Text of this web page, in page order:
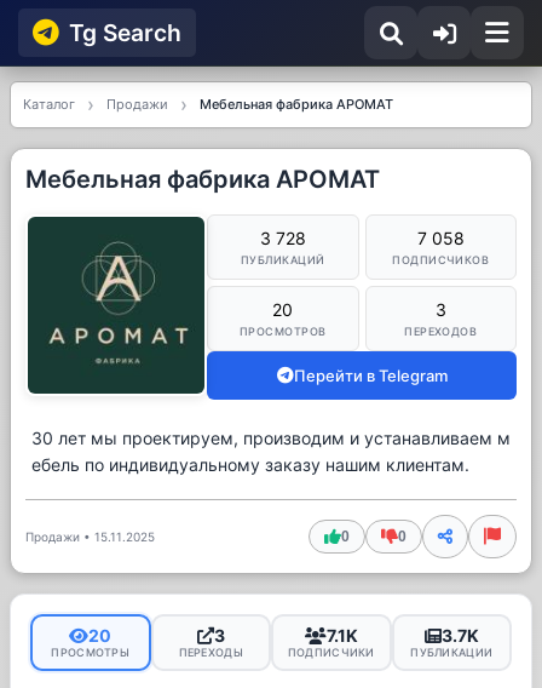
Tg Searсh
Каталог Продажи Мебельная фабрика АРОМАТ
Мебельная фабрика АРОМАТ
3 728
ПУБЛИКАЦИЙ
7 058
ПОДПИСЧИКОВ
20
ПРОСМОТРОВ
3
ПЕРЕХОДОВ
Перейти в Telegram
30 лет мы проектируем, производим и устанавливаем м
ебель по индивидуальному заказу нашим клиентам.
Продажи • 15.11.2025 0 0
20
ПРОСМОТРЫ
3
ПЕРЕХОДЫ
7.1K
ПОДПИСЧИКИ
3.7K
ПУБЛИКАЦИИ